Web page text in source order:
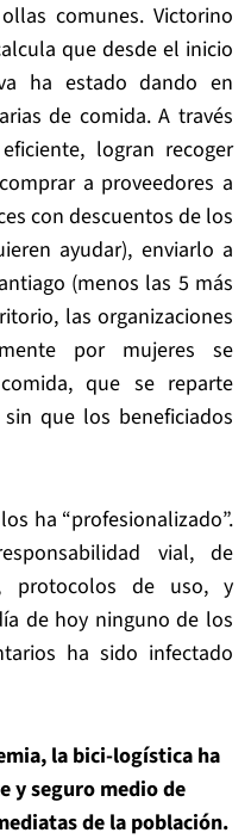
comunes. Victorino
que desde el inicio
ha estado dando en
de comida. A través
logran recoger
a proveedores a
con descuentos de los
ayudar), enviarlo a
(menos las 5 más
las organizaciones
por mujeres se
que se reparte
que los beneficiados
ha “profesionalizado”.
vial, de
protocolos de uso, y
de hoy ninguno de los
ha sido infectado
la bici-logística ha
y seguro medio de
de la población.